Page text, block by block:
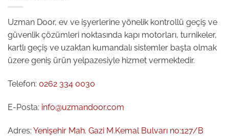
Uzman Door, ev ve işyerlerine yönelik kontrollü geçiş ve
güvenlik çözümleri noktasında kapı motorları, turnikeler,
kartlı geçiş ve uzaktan kumandalı sistemler başta olmak
üzere geniş ürün yelpazesiyle hizmet vermektedir.
Telefon: 0262 334 0030
E-Posta: info@uzmandoor.com
Adres: Yenişehir Mah. Gazi M.Kemal Bulvarı no:127/B